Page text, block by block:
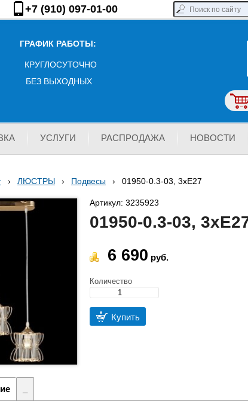
+7 (910) 097-01-00
ГРАФИК РАБОТЫ:
КРУГЛОСУТОЧНО
БЕЗ ВЫХОДНЫХ
УСЛУГИ РАСПРОДАЖА НОВОСТИ
› ЛЮСТРЫ › Подвесы › 01950-0.3-03, 3хЕ27
Артикул: 3235923
01950-0.3-03,
6 690 руб.
Количество
Купить